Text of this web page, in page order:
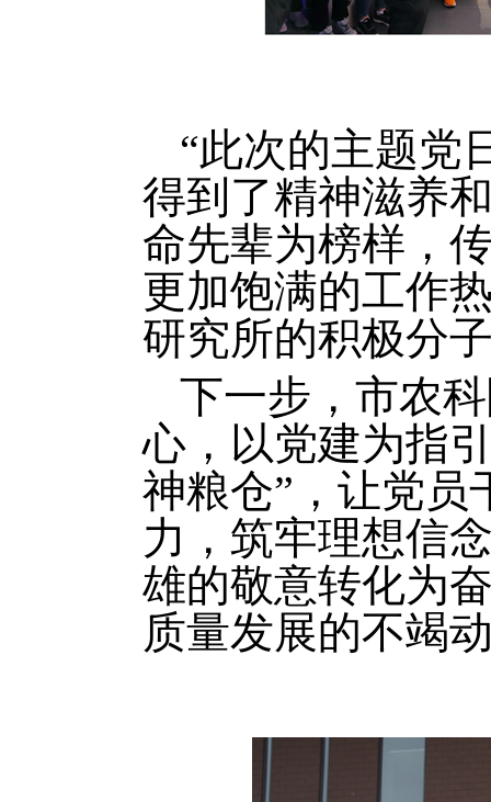
“此次的主题党
得到了精神滋养
命先辈为榜样，
更加饱满的工作
研究所的积极分
下一步，市农
心，以党建为指
神粮仓”，让党员
力，筑牢理想信
雄的敬意转化为
质量发展的不竭